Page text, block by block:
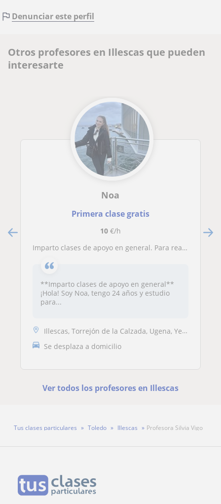
Denunciar este perfil
Otros profesores en Illescas que pueden
interesarte
Noa
Primera clase gratis
10€/h
Imparto clases de apoyo en general. Para realizar los deberes o estudiar. Las matemáticas me han encantado siempre. No más 15 años
**Imparto clases de apoyo en general**
¡Hola! Soy Noa, tengo 24 años y estudio
para...
Illescas, Torrejón de la Calzada, Ugena, Yeles, Yuncos
Se desplaza a domicilio
Ver todos los profesores en Illescas
Tus clases particulares Toledo Illescas Profesora Silvia Vigo